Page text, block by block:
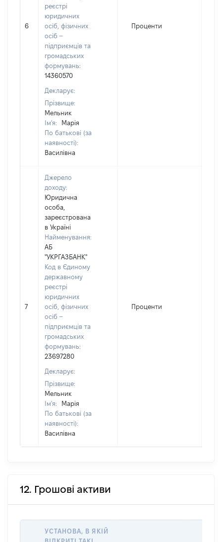
6
реєстрі
юридичних
осіб, фізичних
осіб –
підприємців та
громадських
формувань:
14360570
Декларує:
Прізвище:
Мельник
Ім'я:
Марія
По батькові (за
наявності):
Василівна
Проценти
7
Джерело
доходу:
Юридична
особа,
зареєстрована
в Україні
Найменування:
АБ
"УКРГАЗБАНК"
Код в Єдиному
державному
реєстрі
юридичних
осіб, фізичних
осіб –
підприємців та
громадських
формувань:
23697280
Декларує:
Прізвище:
Мельник
Ім'я:
Марія
По батькові (за
наявності):
Василівна
Проценти
12. Грошові активи
УСТАНОВА, В ЯКІЙ